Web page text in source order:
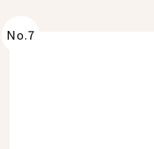
No.7